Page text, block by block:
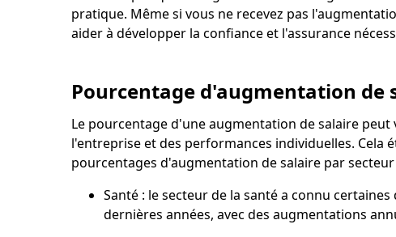
pratique. Même si vous ne recevez pas
aider à développer la confiance et l'assurance
Pourcentage d'augmentation de
Le pourcentage d'une augmentation de salaire
l'entreprise et des performances individuelles. Cela
pourcentages d'augmentation de salaire par secteur
Santé : le secteur de la santé a connu
dernières années, avec des augmentations